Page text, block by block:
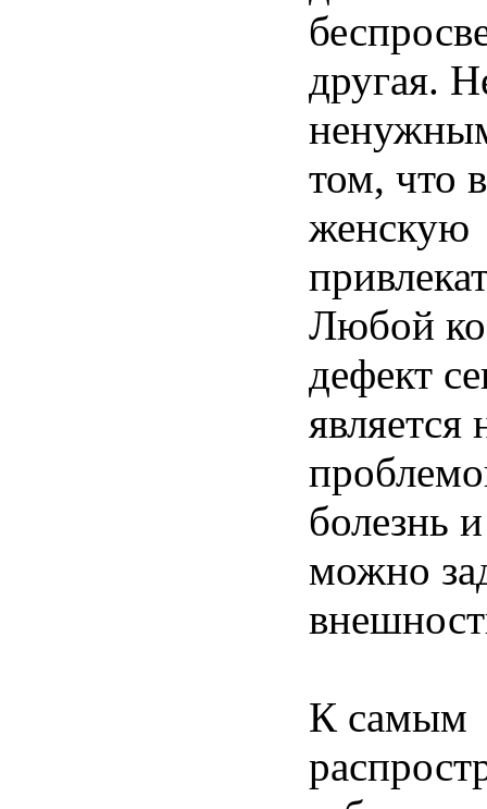
другая.
том, что
женскую
Любой
дефект
болезнь
можно
К самым